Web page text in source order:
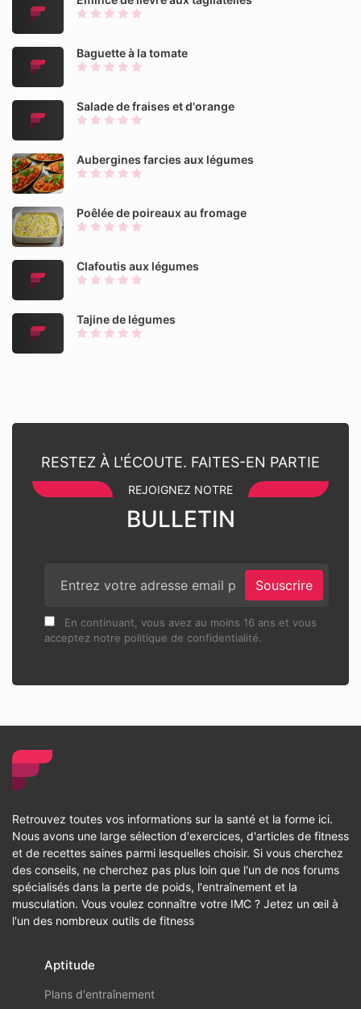
Baguette à la tomate
Salade de fraises et d'orange
Aubergines farcies aux légumes
Poêlée de poireaux au fromage
Clafoutis aux légumes
Tajine de légumes
RESTEZ À L'ÉCOUTE. FAITES-EN PARTIE
REJOIGNEZ NOTRE
BULLETIN
Souscrire
En continuant, vous avez au moins 16 ans et vous
acceptez notre politique de confidentialité.
Retrouvez toutes vos informations sur la santé et la forme ici.
Nous avons une large sélection d'exercices, d'articles de fitness
et de recettes saines parmi lesquelles choisir. Si vous cherchez
des conseils, ne cherchez pas plus loin que l'un de nos forums
spécialisés dans la perte de poids, l'entraînement et la
musculation. Vous voulez connaître votre IMC ? Jetez un œil à
l'un des nombreux outils de fitness
Aptitude
Plans d'entraînement